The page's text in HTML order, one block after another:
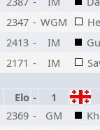
2347 - WGM
2413 - IM
2171 - IM
Elo -
1
2369 - GM